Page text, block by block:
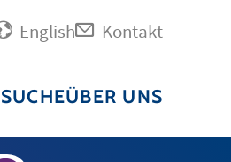
English Kontakt
SUCHEÜBER UNS